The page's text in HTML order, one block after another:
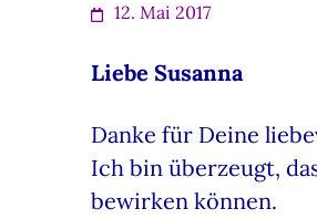
12. Mai 2017
Liebe Susanna
Danke für Deine
Ich bin überzeugt,
bewirken können.